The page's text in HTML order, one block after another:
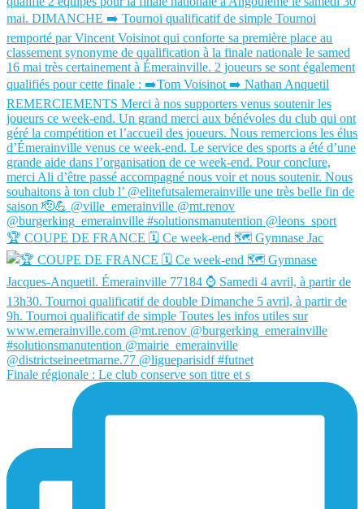
🏆 COUPE DE FRANCE 🗓️ Ce week-end 🗺️ Gymnase Jac
Finale régionale : Le club conserve son titre et s